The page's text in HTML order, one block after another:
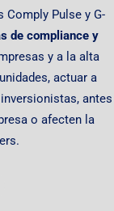
Comply Pulse y G-
de compliance y
y a la alta
actuar a
antes
o afecten la